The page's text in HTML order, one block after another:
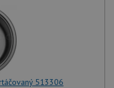
513306